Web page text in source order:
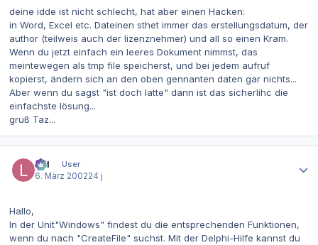
deine idde ist nicht schlecht, hat aber einen Hacken:
in Word, Excel etc. Dateinen sthet immer das erstellungsdatum, der
author (teilweis auch der lizenznehmer) und all so einen Kram.
Wenn du jetzt einfach ein leeres Dokument nimmst, das
meintewegen als tmp file speicherst, und bei jedem aufruf
kopierst, ändern sich an den oben gennanten daten gar nichts...
Aber wenn du sagst "ist doch latte" dann ist das sicherlihc die
einfachste lösung...
gruß Taz...
lpd
User
6. März 200224 j
Hallo,
In der Unit"Windows" findest du die entsprechenden Funktionen,
wenn du nach "CreateFile" suchst. Mit der Delphi-Hilfe kannst du